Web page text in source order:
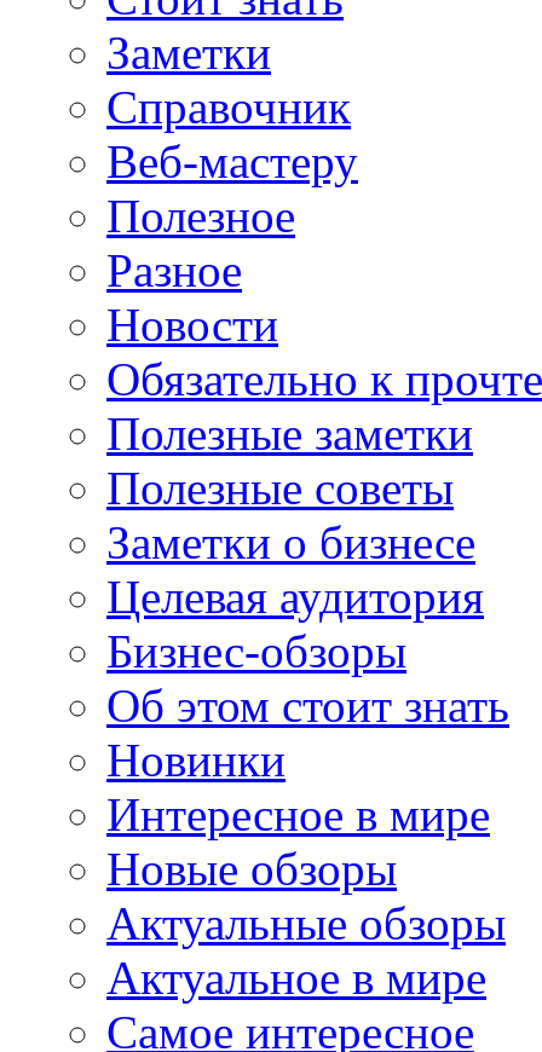
Заметки
Справочник
Веб-мастеру
Полезное
Разное
Новости
Обязательно к
Полезные заметки
Полезные советы
Заметки о бизнесе
Целевая аудитория
Бизнес-обзоры
Об этом стоит знать
Новинки
Интересное в мире
Новые обзоры
Актуальные обзоры
Актуальное в мире
Самое интересное